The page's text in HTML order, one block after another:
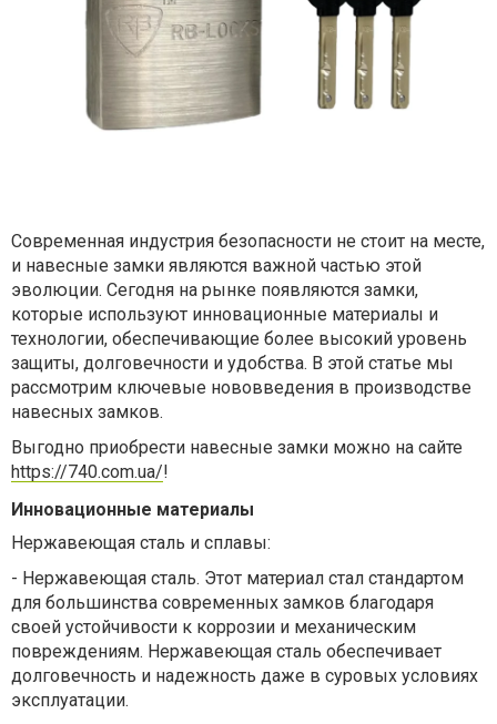
Современная индустрия безопасности не стоит на месте,
и навесные замки являются важной частью этой
эволюции. Сегодня на рынке появляются замки,
которые используют инновационные материалы и
технологии, обеспечивающие более высокий уровень
защиты, долговечности и удобства. В этой статье мы
рассмотрим ключевые нововведения в производстве
навесных замков.
Выгодно приобрести навесные замки можно на сайте
https://740.com.ua/!
Инновационные материалы
Нержавеющая сталь и сплавы:
- Нержавеющая сталь. Этот материал стал стандартом
для большинства современных замков благодаря
своей устойчивости к коррозии и механическим
повреждениям. Нержавеющая сталь обеспечивает
долговечность и надежность даже в суровых условиях
эксплуатации.